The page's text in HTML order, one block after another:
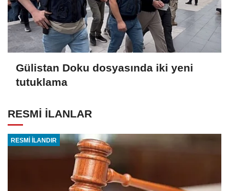
Gülistan Doku dosyasında iki yeni
tutuklama
RESMİ İLANLAR
RESMİ İLANDIR